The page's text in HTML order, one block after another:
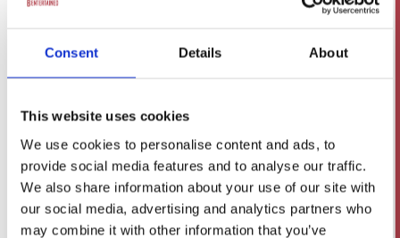
Consent Details About
This website uses cookies
We use cookies to personalise content and ads, to
provide social media features and to analyse our traffic.
We also share information about your use of our site with
our social media, advertising and analytics partners who
may combine it with other information that you’ve